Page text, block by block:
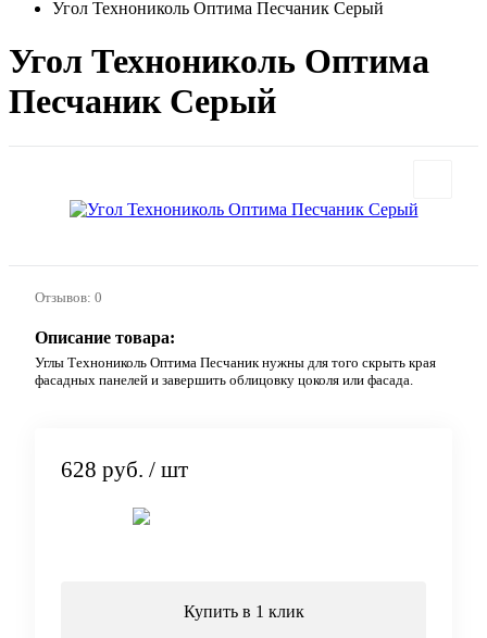
Угол Технониколь Оптима Песчаник Серый
Угол Технониколь Оптима
Песчаник Серый
Отзывов: 0
Описание товара:
Углы Технониколь Оптима Песчаник нужны для того скрыть края
фасадных панелей и завершить облицовку цоколя или фасада.
628 руб. / шт
Купить в 1 клик